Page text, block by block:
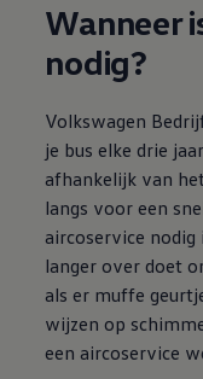
Wanneer
nodig?
Volkswagen
je bus elke drie
afhankelijk van
langs voor een
aircoservice
langer over doet
als er muffe
wijzen op
een aircoservice